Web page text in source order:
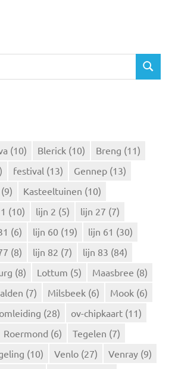
Z
(10) Blerick (10) Breng (11)
festival (13) Gennep (13)
(9) Kasteeltuinen (10)
(10) lijn 2 (5) lijn 27 (7)
(6) lijn 60 (19) lijn 61 (30)
(8) lijn 82 (7) lijn 83 (84)
(8) Lottum (5) Maasbree (8)
(7) Milsbeek (6) Mook (6)
omleiding (28) ov-chipkaart (11)
Roermond (6) Tegelen (7)
(10) Venlo (27) Venray (9)